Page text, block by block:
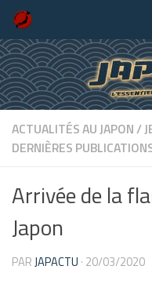
Skip to content
ACTUALITÉS AU JAPON/
DERNIÈRES
Arrivée de la
Japon
PARJAPACTU · 20/03/2020